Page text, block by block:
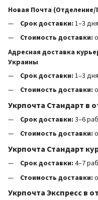
Новая Почта
Срок доставки: 1–3
Стоимость доставки:
Адресная доставка
Украины
Срок доставки: 1–3
Стоимость доставки:
Укрпочта Стандарт в
Срок доставки: 3–6
Стоимость доставки:
Укрпочта Стандарт
Срок доставки: 4–7
Стоимость доставки:
Укрпочта Экспресс в